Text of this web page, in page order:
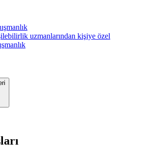
uzmanlarından kişiye özel